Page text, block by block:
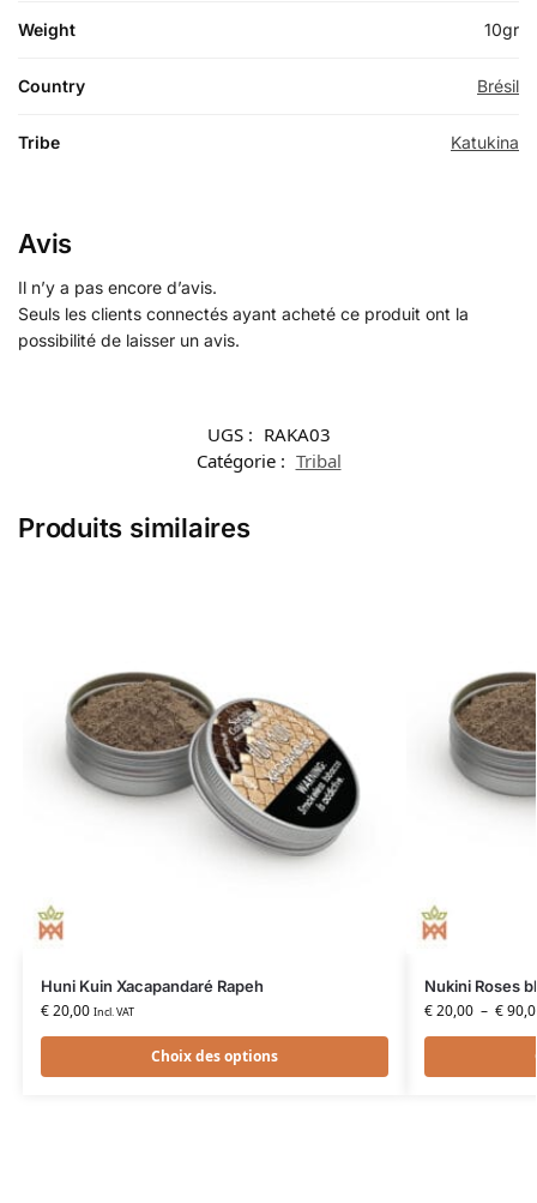
Weight 10gr
Country Brésil
Tribe Katukina
Avis
Il n’y a pas encore d’avis.
Seuls les clients connectés ayant acheté ce produit ont la
possibilité de laisser un avis.
UGS : RAKA03
Catégorie : Tribal
Produits similaires
Huni Kuin Xacapandaré Rapeh
€20,00 Incl. VAT
Choix des options
Nukini Roses
€20,00 – €